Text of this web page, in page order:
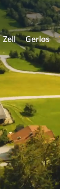
Zell Gerlos